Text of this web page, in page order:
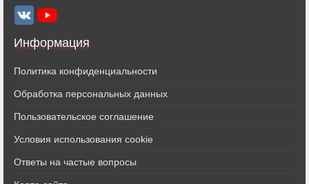
Информация
Политика конфиденциальности
Обработка персональных данных
Пользовательское соглашение
Условия использования cookie
Ответы на частые вопросы